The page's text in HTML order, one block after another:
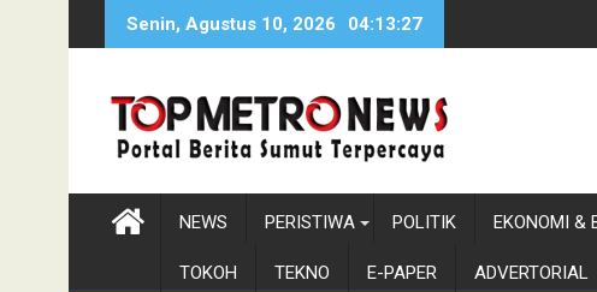
Senin, Agustus 10, 2026 04:13:27
NEWS PERISTIWA POLITIK EKONOMI &
TOKOH TEKNO E-PAPER ADVERTORIAL